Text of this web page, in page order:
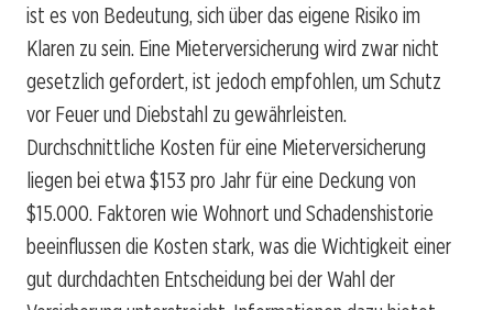
ist es von Bedeutung, sich über das eigene Risiko im
Klaren zu sein. Eine Mieterversicherung wird zwar nicht
gesetzlich gefordert, ist jedoch empfohlen, um Schutz
vor Feuer und Diebstahl zu gewährleisten.
Durchschnittliche Kosten für eine Mieterversicherung
liegen bei etwa $153 pro Jahr für eine Deckung von
$15.000. Faktoren wie Wohnort und Schadenshistorie
beeinflussen die Kosten stark, was die Wichtigkeit einer
gut durchdachten Entscheidung bei der Wahl der